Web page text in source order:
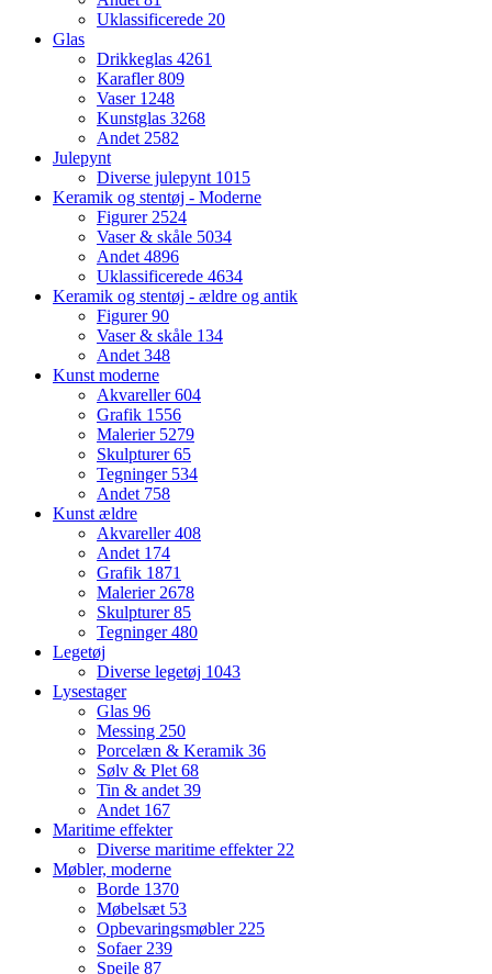
Uklassificerede 20
Glas
Drikkeglas 4261
Karafler809
Vaser 1248
Kunstglas 3268
Andet 2582
Julepynt
Diverse julepynt 1015
Keramik og stentøj - Moderne
Figurer 2524
Vaser & skåle 5034
Andet 4896
Uklassificerede 4634
Keramik og stentøj - ældre og antik
Figurer90
Vaser & skåle 134
Andet 348
Kunst moderne
Akvareller604
Grafik 1556
Malerier 5279
Skulpturer65
Tegninger 534
Andet 758
Kunst ældre
Akvareller408
Andet 174
Grafik 1871
Malerier 2678
Skulpturer85
Tegninger480
Legetøj
Diverse legetøj 1043
Lysestager
Glas 96
Messing 250
Porcelæn & Keramik 36
Sølv & Plet 68
Tin & andet 39
Andet 167
Maritime effekter
Diverse maritime effekter 22
Møbler, moderne
Borde 1370
Møbelsæt 53
Opbevaringsmøbler 225
Sofaer 239
Spejle 87